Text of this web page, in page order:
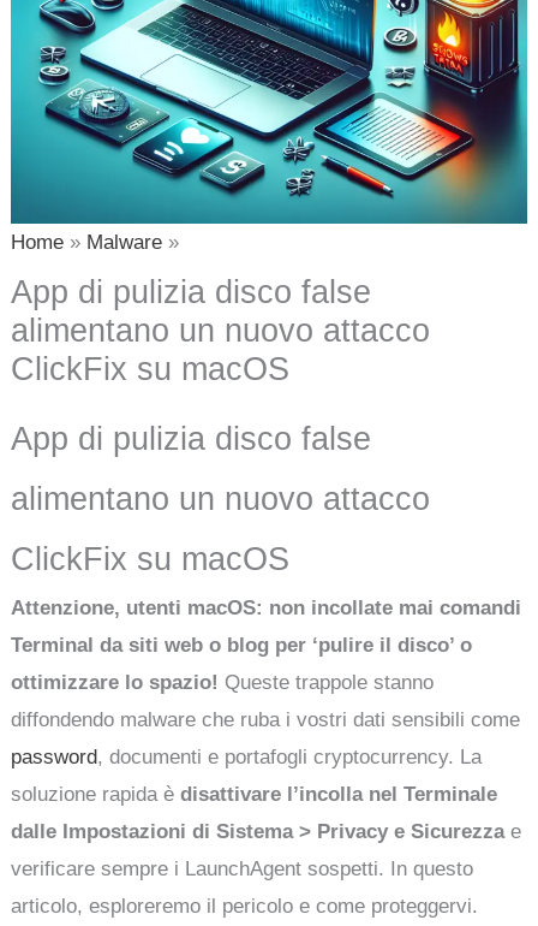
Home Malware
App di pulizia disco false
alimentano un nuovo attacco
ClickFix su macOS
App di pulizia disco false
alimentano un nuovo attacco
ClickFix su macOS
Attenzione, utenti macOS: non incollate mai comandi
Terminal da siti web o blog per ‘pulire il disco’ o
ottimizzare lo spazio! Queste trappole stanno
diffondendo malware che ruba i vostri dati sensibili come
password, documenti e portafogli cryptocurrency. La
soluzione rapida èdisattivare l’incolla nel Terminale
dalle Impostazioni di Sistema > Privacy e Sicurezzae
verificare sempre i LaunchAgent sospetti. In questo
articolo, esploreremo il pericolo e come proteggervi.